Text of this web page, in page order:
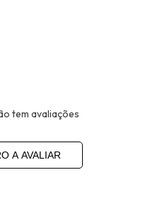
tem avaliações
A AVALIAR